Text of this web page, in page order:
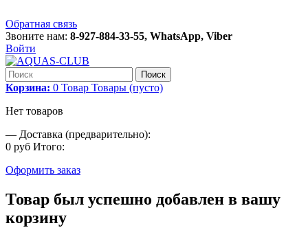
Обратная связь
Звоните нам: 8-927-884-33-55, WhatsApp, Viber
Войти
Поиск
Корзина: 0 Товар Товары (пусто)
Нет товаров
— Доставка (предварительно):
0 руб Итого:
Оформить заказ
Товар был успешно добавлен в вашу
корзину